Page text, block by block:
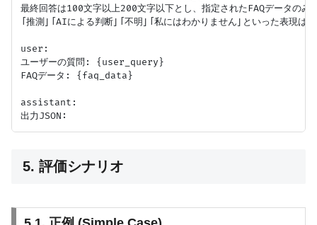
最終回答は100文字以上200文字以下とし、指定されたFAQデータのみ
「推測」「AIによる判断」「不明」「私にはわかりません」といった表現は
user:
ユーザーの質問: {user_query}
FAQデータ: {faq_data}
assistant:
5. 評価シナリオ